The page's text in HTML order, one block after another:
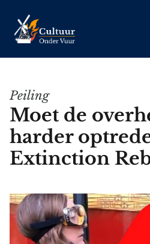
Peiling
Moet de
harder
Extinction